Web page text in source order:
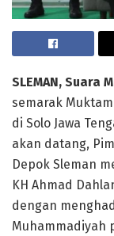
SLEMAN, Suara
semarak
di Solo Jawa
akan datang,
Depok Sleman
KH Ahmad
dengan
Muhammadiyah